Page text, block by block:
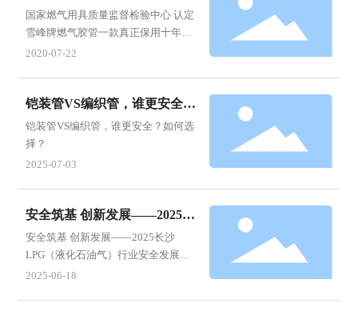
服务支持
胶管保用十年！
国家燃气用具质量监督检验中心 认定
雪峰牌燃气胶管一款真正保用十年的
燃气胶管!
2020-07-22
铠装管VS编织管，谁更安全？
如何选择？
铠装管VS编织管，谁更安全？如何选
择？
2025-07-03
安全筑基 创新发展——2025长
沙LPG（液化石油气）行业安
全发展论坛
安全筑基 创新发展——2025长沙
LPG（液化石油气）行业安全发展论
坛
2025-06-18